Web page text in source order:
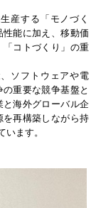
産する「モノづく
能に加え、移動価
コトづくり」の重
ソフトウェアや電
重要な競争基盤と
海外グローバル企
再構築しながら持
ます。